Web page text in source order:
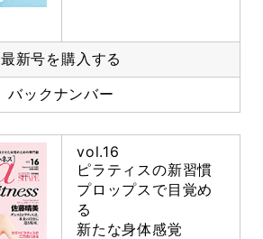
最新号を購入する
バックナンバー
vol.16
ピラティスの新習慣
プロップスで目覚め
る
新たな身体感覚